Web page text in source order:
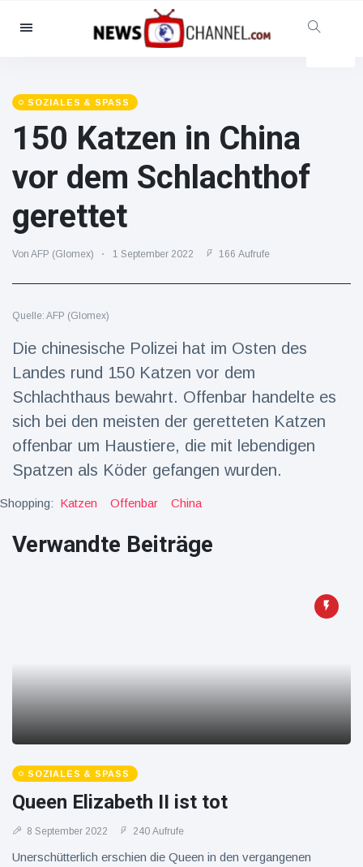
Kategorien
Soziales & Spaß
Kino und TV
(12454)
Promis
(39366)
Mode & Schönheit
Autos & Motor
Essen und Trinken
Lifestyle
Gesundheit & Fitness
Reisen & Abenteuer
(2252)
Neueste
Nachrichten
Fans
16 Juli
76
Finale:
Rauch-
in New
York
SOZIALES & SPASS
150 Katzen in China
vor dem Schlachthof
gerettet
Von AFP (Glomex) 1 September 2022 166 Aufrufe
Quelle: AFP (Glomex)
Die chinesische Polizei hat im Osten des
Landes rund 150 Katzen vor dem
Schlachthaus bewahrt. Offenbar handelte es
sich bei den meisten der geretteten Katzen
offenbar um Haustiere, die mit lebendigen
Spatzen als Köder gefangen wurden.
Shopping: Katzen Offenbar China
Verwandte Beiträge
SOZIALES & SPASS
Queen Elizabeth II ist tot
8 September 2022 240 Aufrufe
Unerschütterlich erschien die Queen in den vergangenen